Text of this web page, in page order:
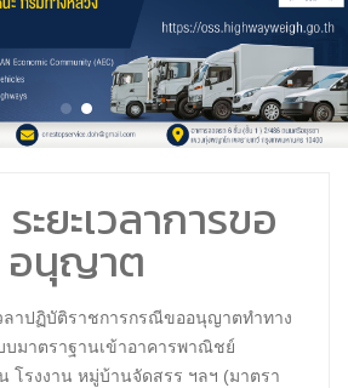
ะยะเวลาการขอ
อนุญาต
ลาปฏิบัติราชการกรณีขออนุญาตทำทาง
บมาตราฐานเข้าอาคารพาณิชย์
โรงงาน หมู่บ้านจัดสรร ฯลฯ (มาตรา